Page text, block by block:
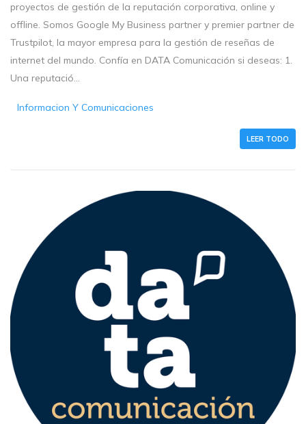
proyectos de gestión de la reputación corporativa, online y
offline. Somos Google My Business partner y premier partner de
Trustpilot, la mayor empresa para la gestión de reseñas de
internet del mundo. Confía en DATA Comunicación si deseas: 1.
Una reputació...
Informacion Y Comunicaciones
LEER TODO